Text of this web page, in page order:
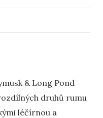
& Long Pond
druhů rumu
léčírnou a